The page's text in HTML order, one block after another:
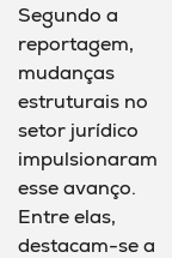
Segundo a
reportagem,
mudanças
estruturais no
setor jurídico
impulsionaram
esse avanço.
Entre elas,
destacam-se a